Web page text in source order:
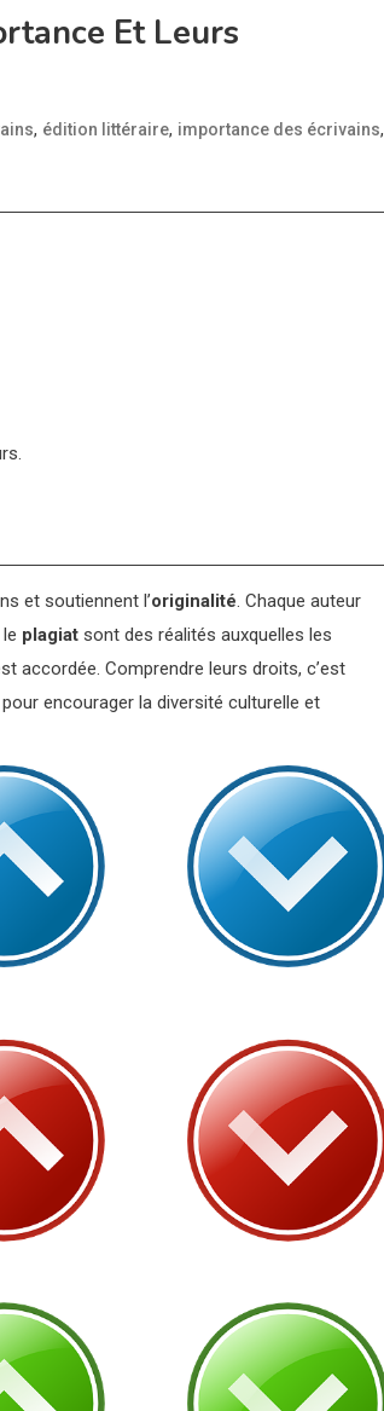
Et Leurs
, édition littéraire, importance des écrivains,
et soutiennent l’originalité. Chaque auteur
plagiat sont des réalités auxquelles les
accordée. Comprendre leurs droits, c’est
encourager la diversité culturelle et